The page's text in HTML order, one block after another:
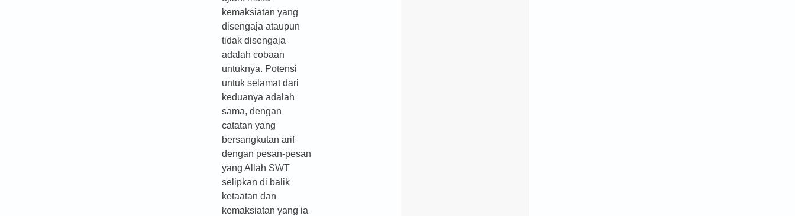
kemaksiatan yang
disengaja ataupun
tidak disengaja
adalah cobaan
untuknya. Potensi
untuk selamat dari
keduanya adalah
sama, dengan
catatan yang
bersangkutan arif
dengan pesan-pesan
yang Allah SWT
selipkan di balik
ketaatan dan
kemaksiatan yang ia